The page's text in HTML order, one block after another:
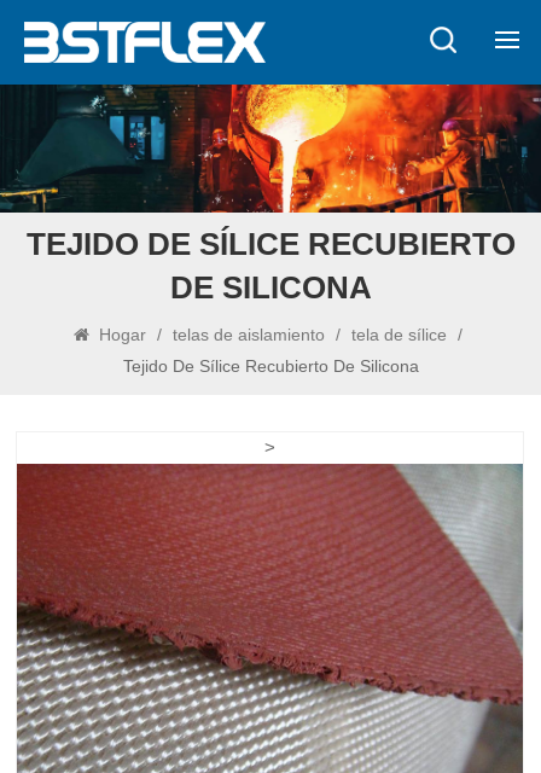
TEJIDO DE SÍLICE RECUBIERTO
DE SILICONA
Hogar / telas de aislamiento / tela de sílice
/
Tejido De Sílice Recubierto De Silicona
>